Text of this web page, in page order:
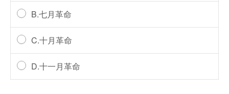
B.七月革命
C.十月革命
D.十一月革命